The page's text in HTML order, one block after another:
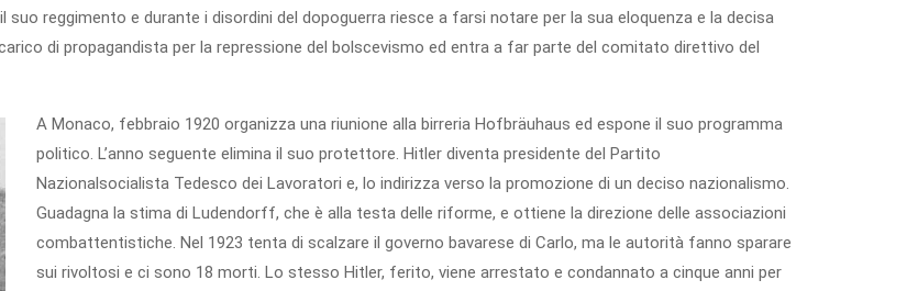
reggimento e durante i disordini del dopoguerra riesce a farsi notare per la sua eloquenza e la decisa
di propagandista per la repressione del bolscevismo ed entra a far parte del comitato direttivo del
A Monaco, febbraio 1920 organizza una riunione alla birreria Hofbräuhaus ed espone il suo programma
politico. L’anno seguente elimina il suo protettore. Hitler diventa presidente del Partito
Nazionalsocialista Tedesco dei Lavoratori e, lo indirizza verso la promozione di un deciso nazionalismo.
Guadagna la stima di Ludendorff, che è alla testa delle riforme, e ottiene la direzione delle associazioni
combattentistiche. Nel 1923 tenta di scalzare il governo bavarese di Carlo, ma le autorità fanno sparare
sui rivoltosi e ci sono 18 morti. Lo stesso Hitler, ferito, viene arrestato e condannato a cinque anni per